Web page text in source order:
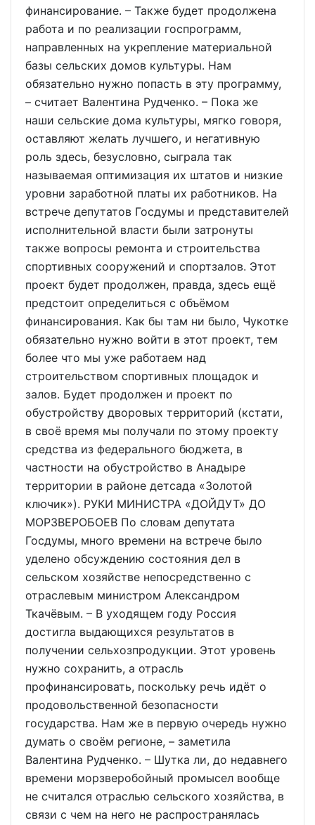
финансирование. – Также будет продолжена
работа и по реализации госпрограмм,
направленных на укрепление материальной
базы сельских домов культуры. Нам
обязательно нужно попасть в эту программу,
– считает Валентина Рудченко. – Пока же
наши сельские дома культуры, мягко говоря,
оставляют желать лучшего, и негативную
роль здесь, безусловно, сыграла так
называемая оптимизация их штатов и низкие
уровни заработной платы их работников. На
встрече депутатов Госдумы и представителей
исполнительной власти были затронуты
также вопросы ремонта и строительства
спортивных сооружений и спортзалов. Этот
проект будет продолжен, правда, здесь ещё
предстоит определиться с объёмом
финансирования. Как бы там ни было, Чукотке
обязательно нужно войти в этот проект, тем
более что мы уже работаем над
строительством спортивных площадок и
залов. Будет продолжен и проект по
обустройству дворовых территорий (кстати,
в своё время мы получали по этому проекту
средства из федерального бюджета, в
частности на обустройство в Анадыре
территории в районе детсада «Золотой
ключик»). РУКИ МИНИСТРА «ДОЙДУТ» ДО
МОРЗВЕРОБОЕВ По словам депутата
Госдумы, много времени на встрече было
уделено обсуждению состояния дел в
сельском хозяйстве непосредственно с
отраслевым министром Александром
Ткачёвым. – В уходящем году Россия
достигла выдающихся результатов в
получении сельхозпродукции. Этот уровень
нужно сохранить, а отрасль
профинансировать, поскольку речь идёт о
продовольственной безопасности
государства. Нам же в первую очередь нужно
думать о своём регионе, – заметила
Валентина Рудченко. – Шутка ли, до недавнего
времени морзверобойный промысел вообще
не считался отраслью сельского хозяйства, в
связи с чем на него не распространялась